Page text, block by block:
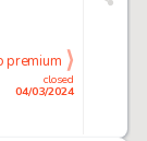
closed
04/03/2024
premium